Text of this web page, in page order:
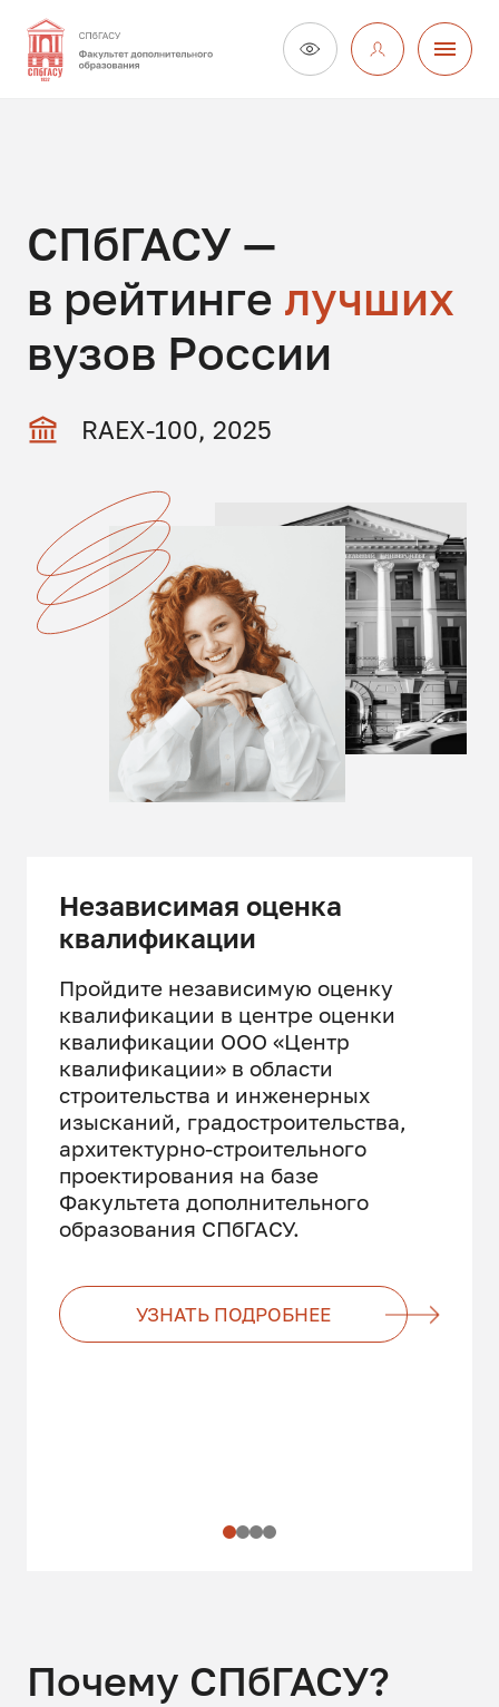
СПбГАСУ —
в рейтинге лучших
вузов России
RAEX-100, 2025
Независимая оценка
квалификации
Пройдите независимую оценку
квалификации в центре оценки
квалификации ООО «Центр
квалификации» в области
строительства и инженерных
изысканий, градостроительства,
архитектурно-строительного
проектирования на базе
Факультета дополнительного
образования СПбГАСУ.
УЗНАТЬ ПОДРОБНЕЕ
Почему СПбГАСУ?